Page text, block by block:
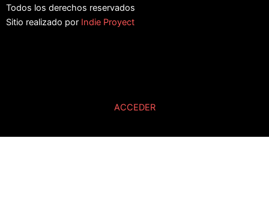
Todos los derechos reservados
Sitio realizado por Indie Proyect
ACCEDER